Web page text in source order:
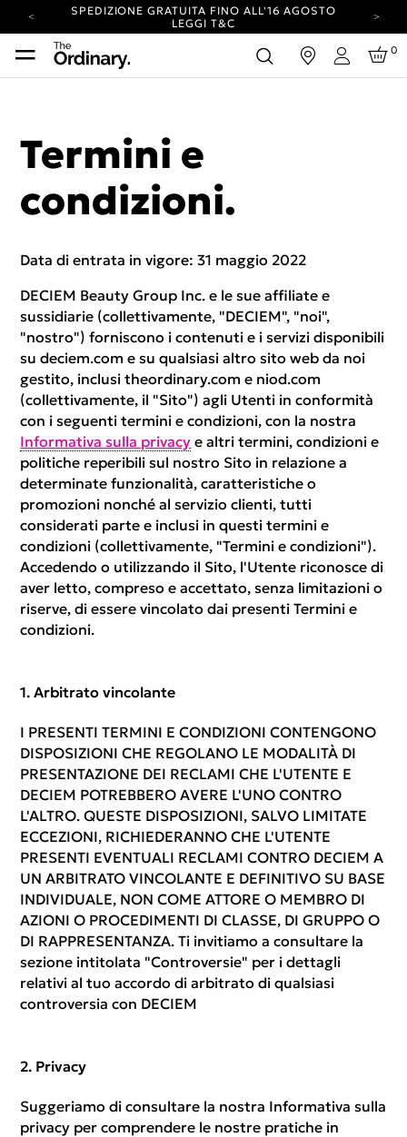
SPEDIZIONE GRATUITA FINO ALL'16 AGOSTO
LEGGI T&C
IL TUO ACCOUNT HA UN NUOVO LOOK.
ACCEDI PER SCOPRIRE LE NOVITÀ.
SPEDIZIONE A IMPATTO ZERO SU TUTTI GLI
IL TUO ACCOUNT HA UN NUOVO LOOK.
ACCEDI PER SCOPRIRE LE NOVITÀ.
ORDINI.
Accedi
0
Termini e
condizioni.
Data di entrata in vigore: 31 maggio 2022
DECIEM Beauty Group Inc. e le sue affiliate e
sussidiarie (collettivamente, "DECIEM", "noi",
"nostro") forniscono i contenuti e i servizi disponibili
su deciem.com e su qualsiasi altro sito web da noi
gestito, inclusi theordinary.com e niod.com
(collettivamente, il "Sito") agli Utenti in conformità
con i seguenti termini e condizioni, con la nostra
Informativa sulla privacy e altri termini, condizioni e
politiche reperibili sul nostro Sito in relazione a
determinate funzionalità, caratteristiche o
promozioni nonché al servizio clienti, tutti
considerati parte e inclusi in questi termini e
condizioni (collettivamente, "Termini e condizioni").
Accedendo o utilizzando il Sito, l'Utente riconosce di
aver letto, compreso e accettato, senza limitazioni o
riserve, di essere vincolato dai presenti Termini e
condizioni.
Arbitrato vincolante
I PRESENTI TERMINI E CONDIZIONI CONTENGONO
DISPOSIZIONI CHE REGOLANO LE MODALITÀ DI
PRESENTAZIONE DEI RECLAMI CHE L'UTENTE E
DECIEM POTREBBERO AVERE L'UNO CONTRO
L'ALTRO. QUESTE DISPOSIZIONI, SALVO LIMITATE
ECCEZIONI, RICHIEDERANNO CHE L'UTENTE
PRESENTI EVENTUALI RECLAMI CONTRO DECIEM A
UN ARBITRATO VINCOLANTE E DEFINITIVO SU BASE
INDIVIDUALE, NON COME ATTORE O MEMBRO DI
AZIONI O PROCEDIMENTI DI CLASSE, DI GRUPPO O
DI RAPPRESENTANZA. Ti invitiamo a consultare la
sezione intitolata "Controversie" per i dettagli
relativi al tuo accordo di arbitrato di qualsiasi
controversia con DECIEM
Privacy
Suggeriamo di consultare la nostra Informativa sulla
privacy per comprendere le nostre pratiche in